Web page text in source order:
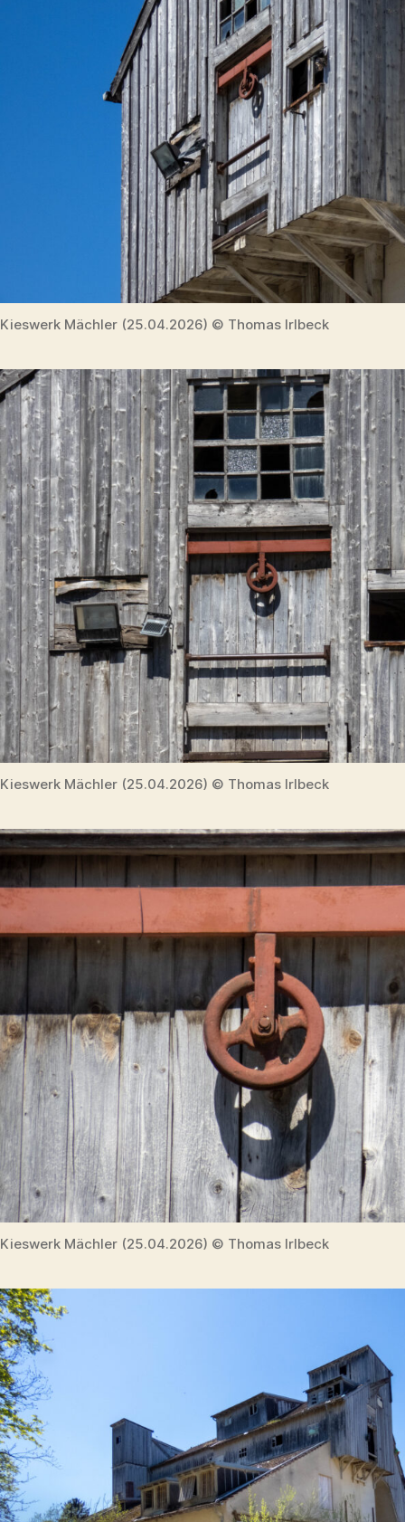
Kieswerk Mächler (25.04.2026) © Thomas Irlbeck
Kieswerk Mächler (25.04.2026) © Thomas Irlbeck
Kieswerk Mächler (25.04.2026) © Thomas Irlbeck